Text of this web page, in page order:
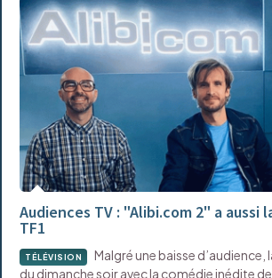
Audiences TV : "Alibi.com 2" a aussi
TF1
TÉLÉVISION
Malgré une baisse d’audience,
du dimanche soir avec la comédie inédite de